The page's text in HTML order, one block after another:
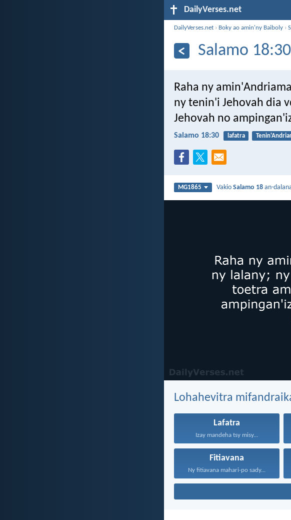
DailyVerses.net
DailyVerses.net › Boky ao amin'ny Baiboly ›
Salamo 18:30
Raha ny
ny tenin'i Jehovah dia
Jehovah no
Salamo 18:30 lafatra
MG1865 VakioSalamo 18 an-
Lohahevitra
Lafatra
Izay mandeha tsy misy...
Fitiavana
Ny fitiavana mahari-po sady...